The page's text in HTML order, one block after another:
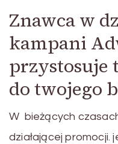
Znawca w
kampani
przystosuje
do twojego
W bieżących
działającej promocji.